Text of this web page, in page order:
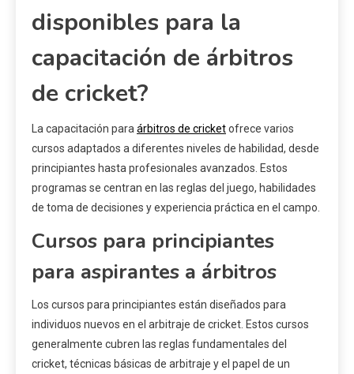
disponibles para la
capacitación de árbitros
de cricket?
La capacitación para árbitros de cricketofrece varios
cursos adaptados a diferentes niveles de habilidad, desde
principiantes hasta profesionales avanzados. Estos
programas se centran en las reglas del juego, habilidades
de toma de decisiones y experiencia práctica en el campo.
Cursos para principiantes
para aspirantes a árbitros
Los cursos para principiantes están diseñados para
individuos nuevos en el arbitraje de cricket. Estos cursos
generalmente cubren las reglas fundamentales del
cricket, técnicas básicas de arbitraje y el papel de un